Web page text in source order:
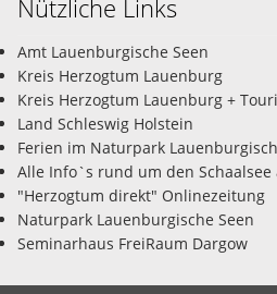
Nützliche Links
Amt Lauenburgische Seen
Kreis Herzogtum Lauenburg
Kreis Herzogtum Lauenburg +
Land Schleswig Holstein
Ferien im Naturpark
Alle Info`s rund um den Schaalsee
"Herzogtum direkt" Onlinezeitung
Naturpark Lauenburgische Seen
Seminarhaus FreiRaum Dargow